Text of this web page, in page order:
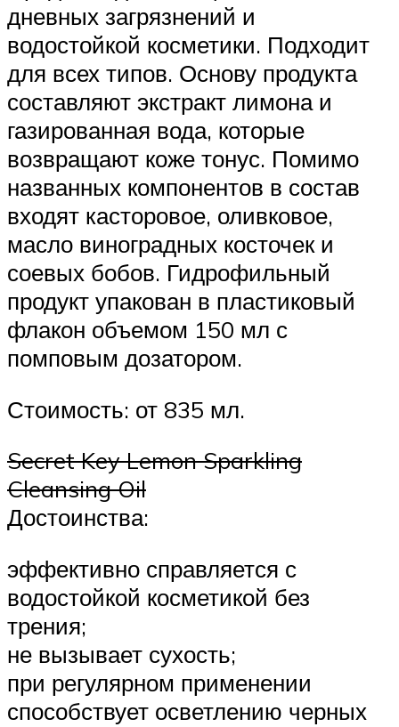
дневных загрязнений и
водостойкой косметики. Подходит
для всех типов. Основу продукта
составляют экстракт лимона и
газированная вода, которые
возвращают коже тонус. Помимо
названных компонентов в состав
входят касторовое, оливковое,
масло виноградных косточек и
соевых бобов. Гидрофильный
продукт упакован в пластиковый
флакон объемом 150 мл с
помповым дозатором.
Стоимость: от 835 мл.
Secret Key Lemon Sparkling
Cleansing Oil
Достоинства:
эффективно справляется с
водостойкой косметикой без
трения;
не вызывает сухость;
при регулярном применении
способствует осветлению черных